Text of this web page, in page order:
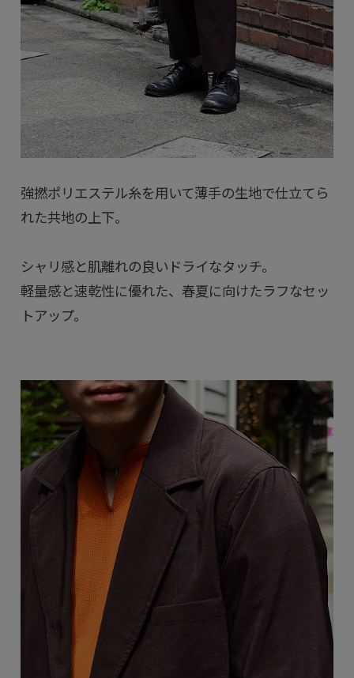
強撚ポリエステル糸を用いて薄手の生地で仕立てら
れた共地の上下。
シャリ感と肌離れの良いドライなタッチ。
軽量感と速乾性に優れた、春夏に向けたラフなセッ
トアップ。